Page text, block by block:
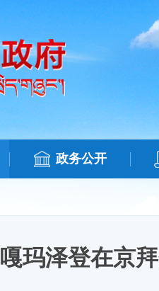
政务公开
嘎玛泽登在京